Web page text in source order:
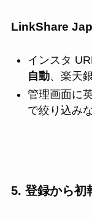
LinkShare
インスタ
自動、楽天
管理画面に
で絞り込み
5. 登録から初